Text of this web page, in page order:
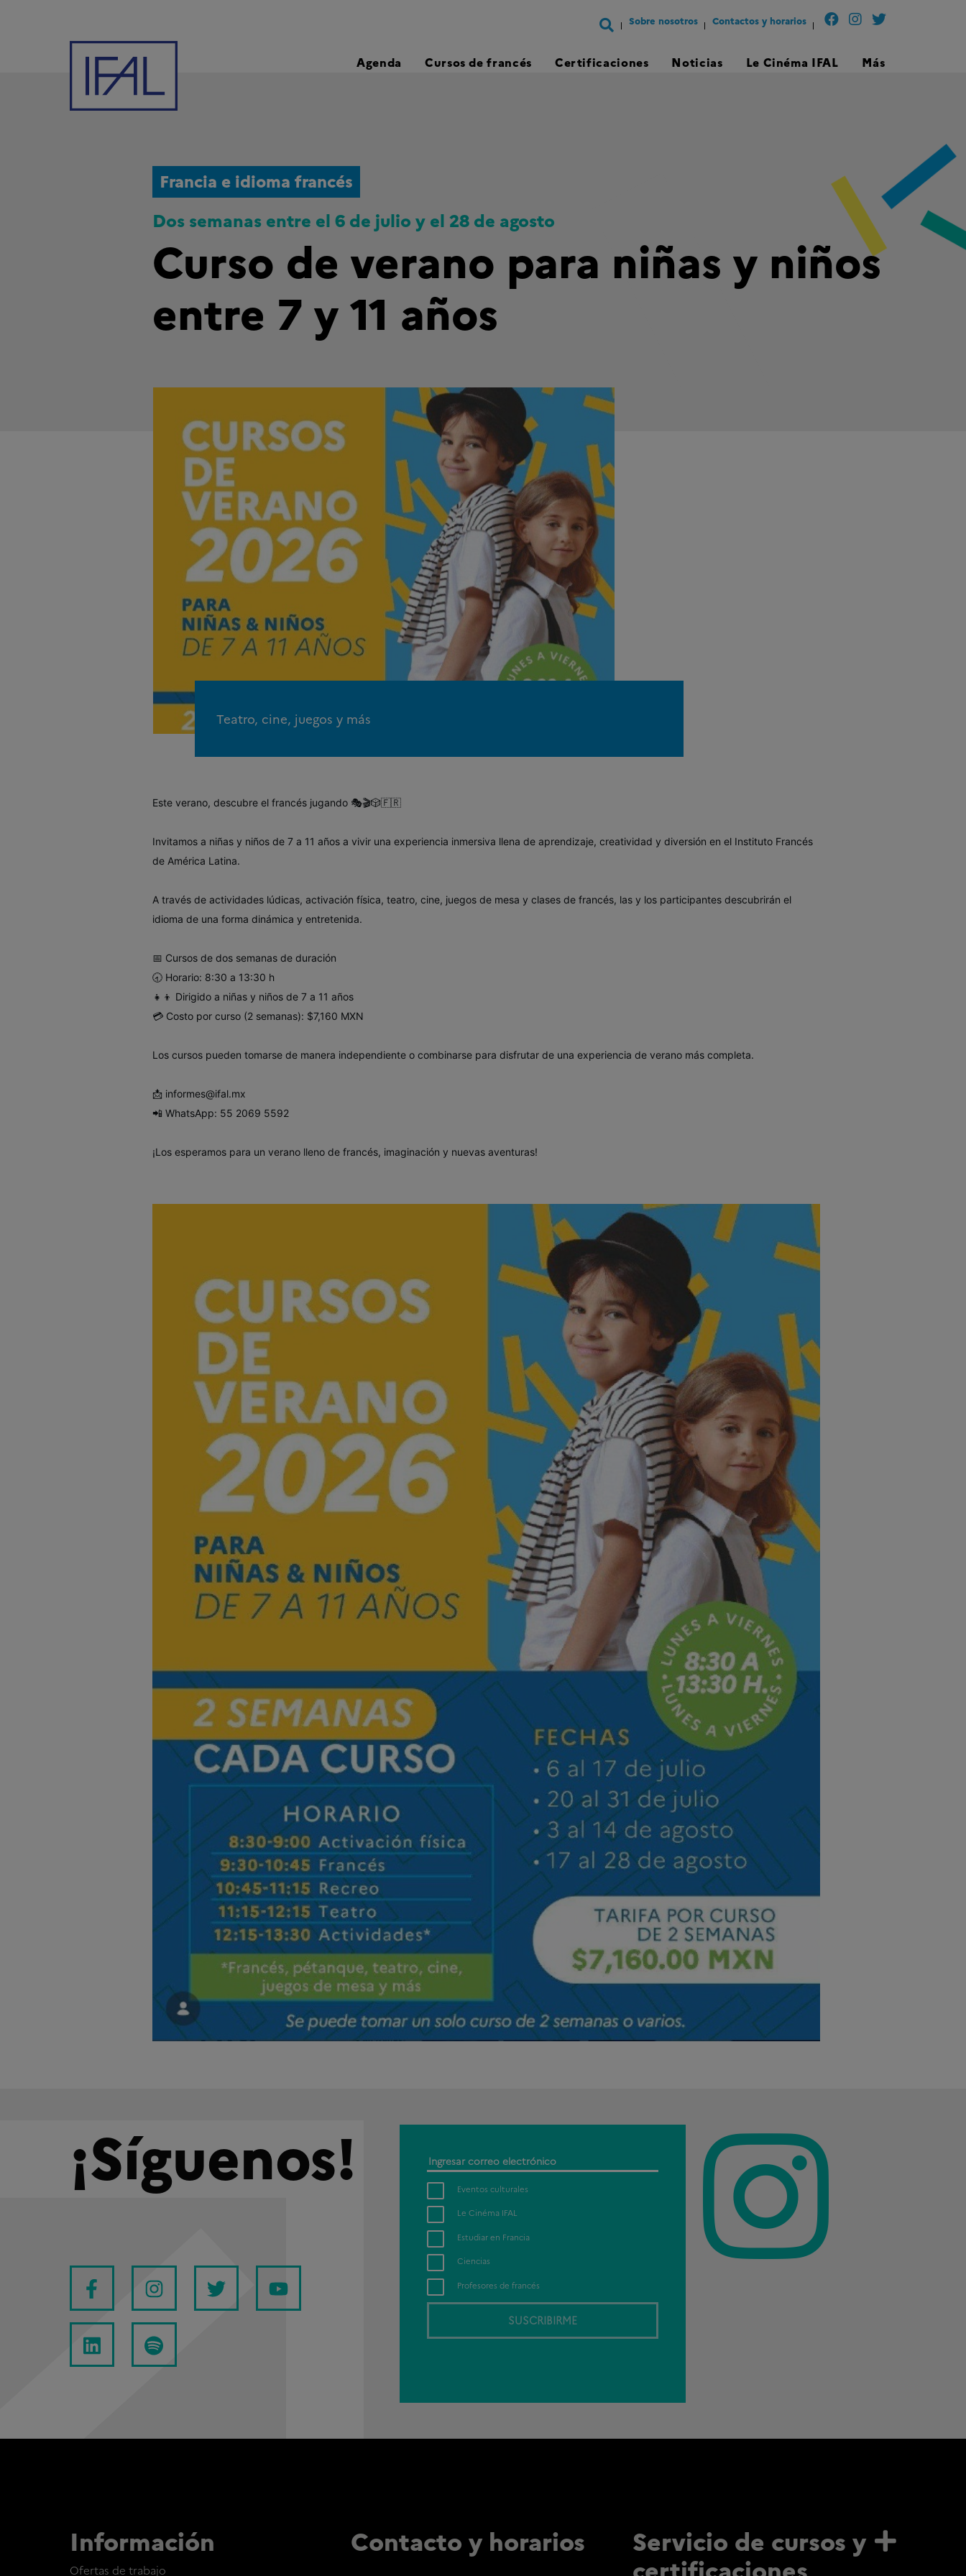
Sobre nosotros Contactos y horarios
Agenda Cursos de francés Certificaciones Noticias Le Cinéma IFAL Más
Francia e idioma francés
Dos semanas entre el 6 de julio y el 28 de agosto
Curso de verano para niñas y niños
entre 7 y 11 años
Teatro, cine, juegos y más
Este verano, descubre el francés jugando 🎭🎬🎲🇫🇷
Invitamos a niñas y niños de 7 a 11 años a vivir una experiencia inmersiva llena de aprendizaje, creatividad y diversión en el Instituto Francés
de América Latina.
A través de actividades lúdicas, activación física, teatro, cine, juegos de mesa y clases de francés, las y los participantes descubrirán el
idioma de una forma dinámica y entretenida.
📅 Cursos de dos semanas de duración
🕣 Horario: 8:30 a 13:30 h
👧👦 Dirigido a niñas y niños de 7 a 11 años
💳 Costo por curso (2 semanas): $7,160 MXN
Los cursos pueden tomarse de manera independiente o combinarse para disfrutar de una experiencia de verano más completa.
📩 informes@ifal.mx
📲 WhatsApp: 55 2069 5592
¡Los esperamos para un verano lleno de francés, imaginación y nuevas aventuras!
¡Síguenos!
Ingresar
correo
electrónico
Eventos culturales
Le Cinéma IFAL
Estudiar en Francia
Ciencias
Profesores de francés
SUSCRIBIRME
Información
Ofertas de trabajo
Contacto y horarios Servicio de cursos y